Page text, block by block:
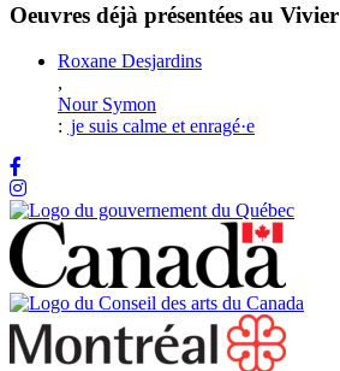
Oeuvres déjà présentées au Vivier
Roxane Desjardins
,
Nour Symon
: je suis calme et enragé·e